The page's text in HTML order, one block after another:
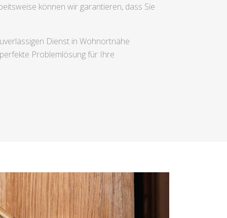
können wir garantieren, dass Sie
Dienst in Wohnortnähe
Problemlösung für Ihre